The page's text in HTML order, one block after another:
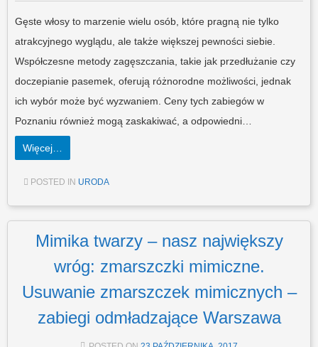
Gęste włosy to marzenie wielu osób, które pragną nie tylko
atrakcyjnego wyglądu, ale także większej pewności siebie.
Współczesne metody zagęszczania, takie jak przedłużanie czy
doczepianie pasemek, oferują różnorodne możliwości, jednak
ich wybór może być wyzwaniem. Ceny tych zabiegów w
Poznaniu również mogą zaskakiwać, a odpowiedni…
Więcej…
POSTED IN URODA
Mimika twarzy – nasz największy
wróg: zmarszczki mimiczne.
Usuwanie zmarszczek mimicznych –
zabiegi odmładzające Warszawa